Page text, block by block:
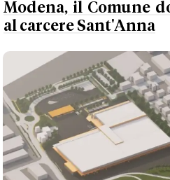
Modena, il Comune
al carcere Sant'Anna